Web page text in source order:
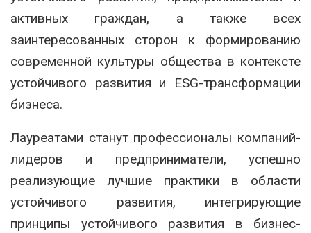
активных граждан, а также всех
заинтересованных сторон к формированию
современной культуры общества в контексте
устойчивого развития и ESG-трансформации
бизнеса.
Лауреатами станут профессионалы компаний-
лидеров и предприниматели, успешно
реализующие лучшие практики в области
устойчивого развития, интегрирующие
принципы устойчивого развития в бизнес-